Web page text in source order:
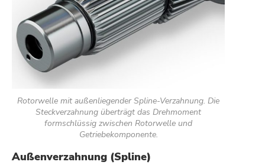
Rotorwelle mit außenliegender Spline-Verzahnung. Die
Steckverzahnung überträgt das Drehmoment
formschlüssig zwischen Rotorwelle und
Getriebekomponente.
Außenverzahnung (Spline)